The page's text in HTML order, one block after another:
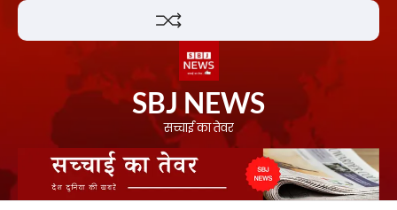
Skip
SBJ NEWS
सच्चाई का तेवर